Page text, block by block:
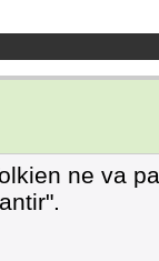
ne va